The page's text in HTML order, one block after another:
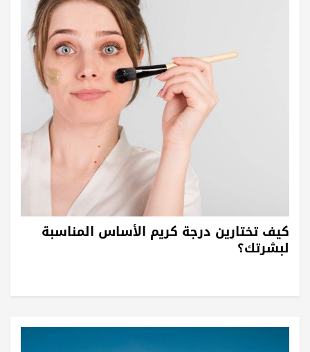
كيف تختارين درجة كريم الأساس المناسبة
لبشرتك؟